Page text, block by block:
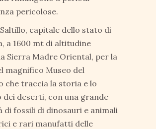
pericolose.
capitale dello stato di
a 1600 mt di altitudine
Sierra Madre Oriental, per la
magnifico Museo del
che traccia la storia e lo
dei deserti, con una grande
di fossili di dinosauri e animali
e rari manufatti delle